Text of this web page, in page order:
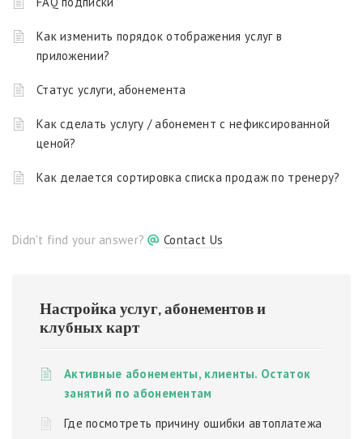
Как изменить порядок отображения услуг в
приложении?
Статус услуги, абонемента
Как сделать услугу / абонемент с нефиксированной
ценой?
Как делается сортировка списка продаж по тренеру?
Didn't find your answer? Contact Us
Настройка услуг, абонементов и
клубных карт
Активные абонементы, клиенты. Остаток
занятий по абонементам
Где посмотреть причину ошибки автоплатежа